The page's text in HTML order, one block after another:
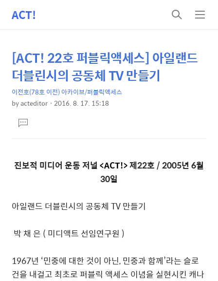
ACT!
검
색
메
뉴
상
세
텐
본
문
제
목
[ACT! 22호 퍼블릭액세스] 아일랜드
더블린시의 공동체 TV 만들기
이전호(78호 이전) 아카이브/퍼블릭액세스
byacteditor 2016. 8. 17. 15:18
문댓
글
진보적 미디어 운동 저널<ACT!>제22호 / 2005년 6월
30일
아일랜드 더블린시의 공동체 TV 만들기
박 채 은 ( 미디액트 선임연구원 )
1967년 ‘민중에 대한 것이 아닌, 민중과 함께’라는 슬로
건을 내걸고 최초로 퍼블릭 액세스 이념을 실현시킨 캐나